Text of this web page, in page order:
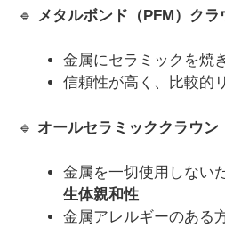
🔹 メタルボンド（PFM）クラ
金属にセラミックを焼
信頼性が高く、比較的
🔹 オールセラミッククラウン
金属を一切使用しない
生体親和性
金属アレルギーのある